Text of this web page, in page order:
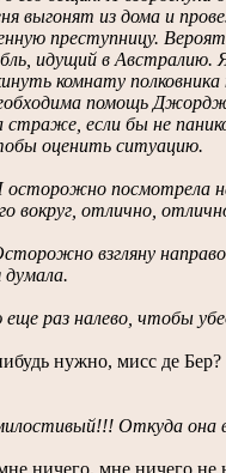
выгонят из дома и
преступницу.
идущий в
комнату
помощь
если бы не
оценить ситуацию.
посмотрела
вокруг, отлично,
взгляну
раз налево, чтобы
нужно, мисс де Бер?
Откуда она
ничего, мне ничего не